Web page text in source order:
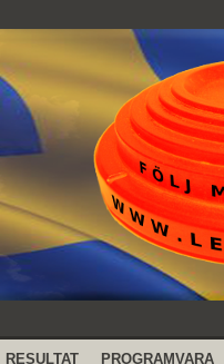
RESULTAT PROGRAMVARA